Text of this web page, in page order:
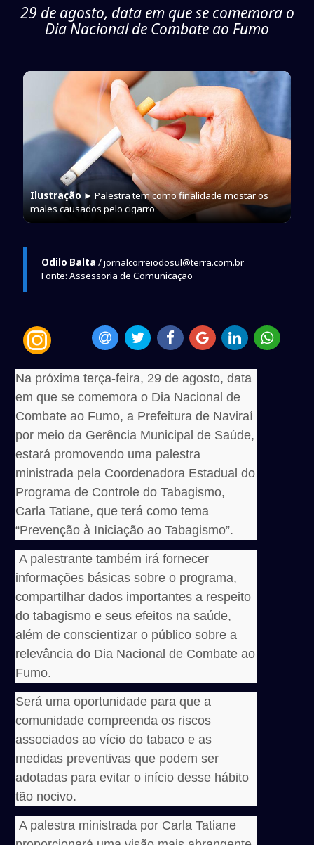
29 de agosto, data em que se comemora o
Dia Nacional de Combate ao Fumo
Ilustração ► Palestra tem como finalidade mostar os
males causados pelo cigarro
Odilo Balta / jornalcorreiodosul@terra.com.br
Fonte: Assessoria de Comunicação
Na próxima terça-feira, 29 de agosto, data
em que se comemora o Dia Nacional de
Combate ao Fumo, a Prefeitura de Naviraí
por meio da Gerência Municipal de Saúde,
estará promovendo uma palestra
ministrada pela Coordenadora Estadual do
Programa de Controle do Tabagismo,
Carla Tatiane, que terá como tema
“Prevenção à Iniciação ao Tabagismo”.
A palestrante também irá fornecer
informações básicas sobre o programa,
compartilhar dados importantes a respeito
do tabagismo e seus efeitos na saúde,
além de conscientizar o público sobre a
relevância do Dia Nacional de Combate ao
Fumo.
Será uma oportunidade para que a
comunidade compreenda os riscos
associados ao vício do tabaco e as
medidas preventivas que podem ser
adotadas para evitar o início desse hábito
tão nocivo.
A palestra ministrada por Carla Tatiane